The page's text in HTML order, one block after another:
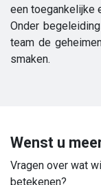
een toegankelijke
Onder
team de
smaken.
Wenst u
Vragen over wat
betekenen?